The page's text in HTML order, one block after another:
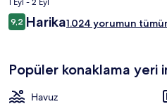
8.991 TL
Yorumlar
9,29,2/10
Harika1.024 yorumun
Popüler konaklama yeri
Havuz